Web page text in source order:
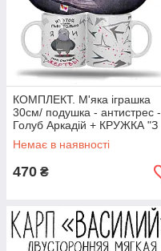
КОМПЛЕКТ. М'яка іграшка
30см/ подушка - антистрес -
Голуб Аркадій + КРУЖКА "З
цієї чашки п'ю... "
Немає в наявності
470 ₴